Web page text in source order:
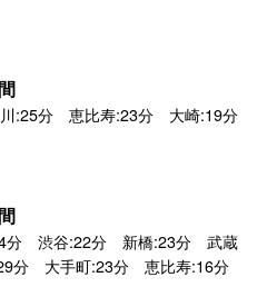
:25分 恵比寿:23分 大崎:19分
分 渋谷:22分 新橋:23分 武蔵
分 大手町:23分 恵比寿:16分